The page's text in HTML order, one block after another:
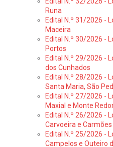
Runa
Edital N.º 31/2026 -
Maceira
Edital N.º 30/2026 -
Portos
Edital N.º 29/2026 -
dos Cunhados
Edital N.º 28/2026 -
Santa Maria, São
Edital N.º 27/2026 -
Maxial e Monte
Edital N.º 26/2026 -
Carvoeira e Carmões
Edital N.º 25/2026 -
Campelos e Outeiro